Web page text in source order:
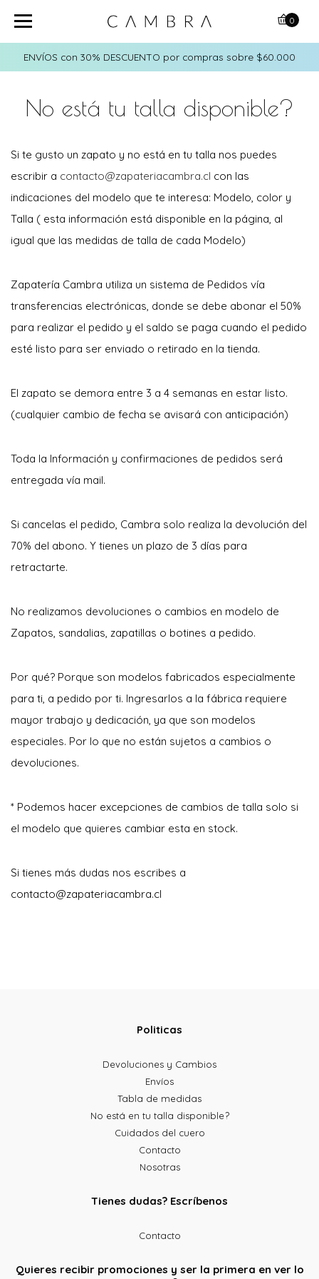
ENVÍOS con 30% DESCUENTO por compras sobre $60.000
0
No está tu talla disponible?
Si te gusto un zapato y no está en tu talla nos puedes
escribir a contacto@zapateriacambra.cl con las
indicaciones del modelo que te interesa: Modelo, color y
Talla ( esta información está disponible en la página, al
igual que las medidas de talla de cada Modelo)
Zapatería Cambra utiliza un sistema de Pedidos vía
transferencias electrónicas, donde se debe abonar el 50%
para realizar el pedido y el saldo se paga cuando el pedido
esté listo para ser enviado o retirado en la tienda.
El zapato se demora entre 3 a 4 semanas en estar listo.
(cualquier cambio de fecha se avisará con anticipación)
Toda la Información y confirmaciones de pedidos será
entregada vía mail.
Si cancelas el pedido, Cambra solo realiza la devolución del
70% del abono. Y tienes un plazo de 3 días para
retractarte.
No realizamos devoluciones o cambios en modelo de
Zapatos, sandalias, zapatillas o botines a pedido.
Por qué? Porque son modelos fabricados especialmente
para ti, a pedido por ti. Ingresarlos a la fábrica requiere
mayor trabajo y dedicación, ya que son modelos
especiales. Por lo que no están sujetos a cambios o
devoluciones.
* Podemos hacer excepciones de cambios de talla solo si
el modelo que quieres cambiar esta en stock.
Si tienes más dudas nos escribes a
contacto@zapateriacambra.cl
Politicas
Devoluciones y Cambios
Envíos
Tabla de medidas
No está en tu talla disponible?
Cuidados del cuero
Contacto
Nosotras
Tienes dudas? Escríbenos
Contacto
Quieres recibir promociones y ser la primera en ver lo